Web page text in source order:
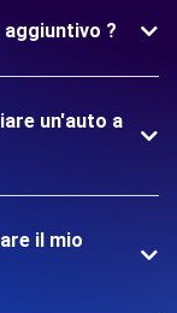
aggiuntivo ?
un'auto a
il mio